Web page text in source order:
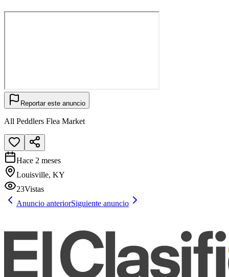
Reportar este anuncio
All Peddlers Flea Market
Hace 2 meses
Louisville, KY
23Vistas
Anuncio anteriorSiguiente anuncio